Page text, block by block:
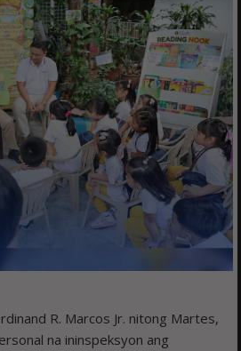
R. Marcos Jr. nitong Martes,
na ininspeksyon ang